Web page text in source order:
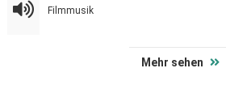
Filmmusik
Mehr sehen